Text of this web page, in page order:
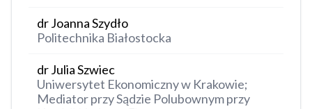
dr Joanna Szydło
Politechnika Białostocka
dr Julia Szwiec
Uniwersytet Ekonomiczny w Krakowie;
Mediator przy Sądzie Polubownym przy